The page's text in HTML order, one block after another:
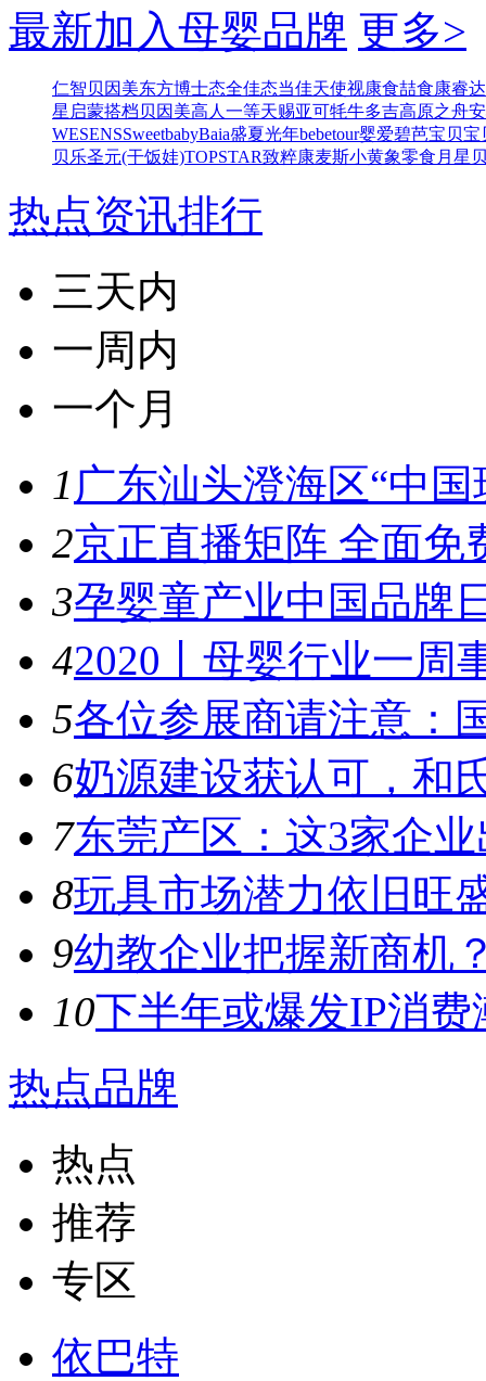
最新加入母婴品牌 更多>
仁智贝因美东方博士态全佳态当佳天使视康食喆食康睿达
星 启蒙搭档贝因美高人一等天赐亚可牦牛多吉高原之舟
WESENSSweetbabyBaia盛夏光年bebetour婴爱碧芭宝贝宝
贝乐圣元(干饭娃)TOPSTAR致粹康麦斯小黄象零食 月星
热点资讯排行
三天内
一周内
一个月
1 广东汕头澄海区“中
2京正直播矩阵 全面免
3孕婴童产业中国品牌
42020丨母婴行业一周
5各位参展商请注意：
6奶源建设获认可，和
7东莞产区：这3家企
8玩具市场潜力依旧旺
9幼教企业把握新商机
10下半年或爆发IP消
热点品牌
热点
推荐
专区
依巴特